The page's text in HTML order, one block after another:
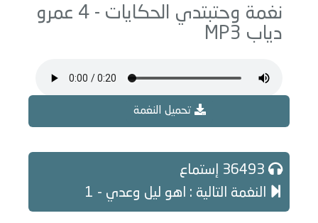
نغمة وحتبتدي الحكايات - 4 عمرو
دياب MP3
تحميل النغمة
النغمة التالية : اهو ليل وعدي - 1